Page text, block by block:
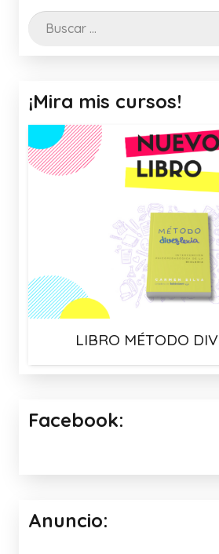
Buscar:
¡Mira mis cursos!
LIBRO MÉTODO
Facebook:
Anuncio: